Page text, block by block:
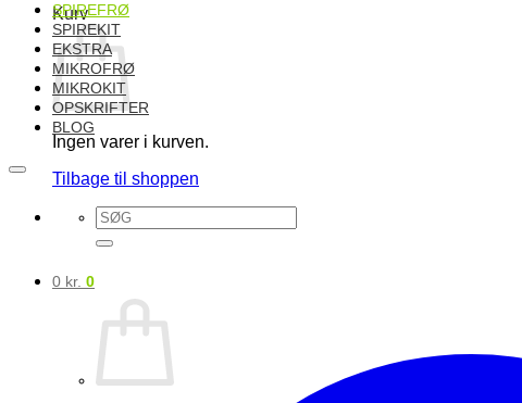
Kurv
Ingen varer i kurven.
Tilbage til shoppen
Søg
efter:
0 kr. 0
SPIREFRØ
SPIREKIT
EKSTRA
MIKROFRØ
MIKROKIT
OPSKRIFTER
BLOG